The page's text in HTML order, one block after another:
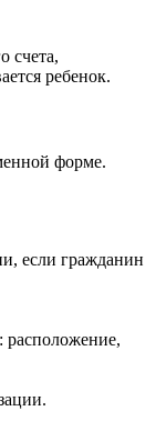
счета,
ребенок.
форме.
если гражданин
расположение,